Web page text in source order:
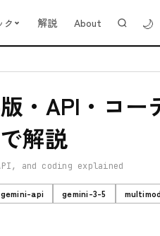
ク 解説 About 🌙
・API・コー
解説
and coding explained
gemini-api gemini-3-5